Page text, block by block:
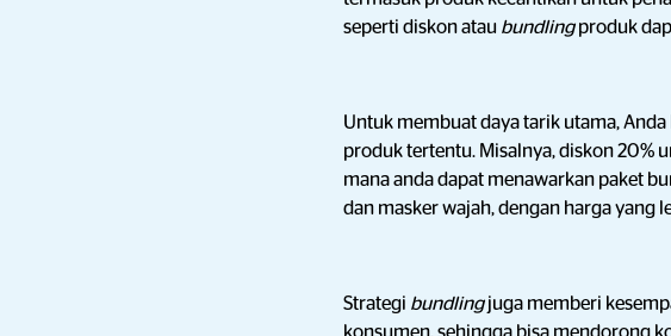
seperti diskon atau bundlingproduk
Untuk membuat daya tarik utama,
produk tertentu. Misalnya, diskon 20%
mana anda dapat menawarkan paket
dan masker wajah, dengan harga yang
Strategi bundlingjuga memberi